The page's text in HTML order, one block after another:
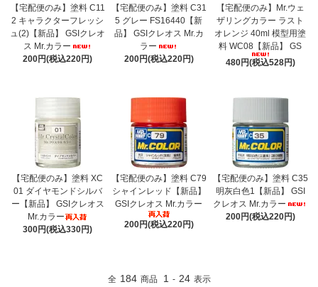
【宅配便のみ】塗料 C11
2 キャラクターフレッシ
ュ(2)【新品】 GSIクレオ
ス Mr.カラー
200円(税込220円)
【宅配便のみ】塗料 C31
5 グレー FS16440【新
品】 GSIクレオス Mr.カ
ラー
200円(税込220円)
【宅配便のみ】Mr.ウェ
ザリングカラー ラスト
オレンジ 40ml 模型用塗
料 WC08【新品】 GS
480円(税込528円)
【宅配便のみ】塗料 XC
01 ダイヤモンドシルバ
ー【新品】 GSIクレオス
Mr.カラー
300円(税込330円)
【宅配便のみ】塗料 C79
シャインレッド【新品】
GSIクレオス Mr.カラー
200円(税込220円)
【宅配便のみ】塗料 C35
明灰白色1【新品】 GSI
クレオス Mr.カラー
200円(税込220円)
全 184 商品 1 - 24 表示